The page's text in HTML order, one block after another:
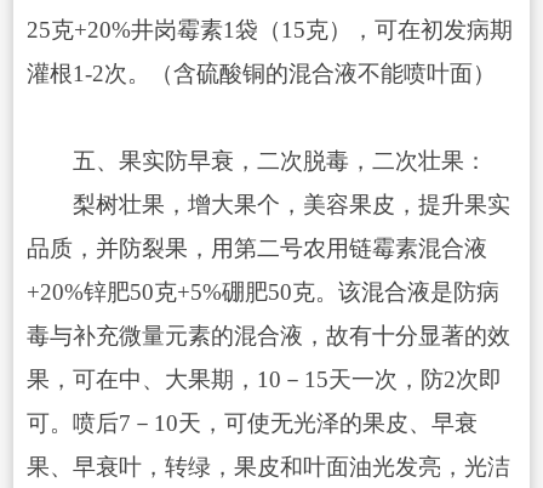
25克+20%井岗霉素1袋（15克），可在初发病期
灌根1-2次。（含硫酸铜的混合液不能喷叶面）
五、果实防早衰，二次脱毒，二次壮果：
梨树壮果，增大果个，美容果皮，提升果实
品质，并防裂果，用第二号农用链霉素混合液
+20%锌肥50克+5%硼肥50克。该混合液是防病
毒与补充微量元素的混合液，故有十分显著的效
果，可在中、大果期，10－15天一次，防2次即
可。喷后7－10天，可使无光泽的果皮、早衰
果、早衰叶，转绿，果皮和叶面油光发亮，光洁